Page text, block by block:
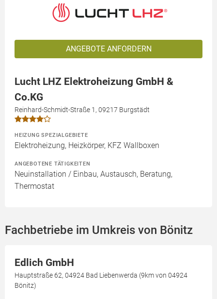
ANGEBOTE ANFORDERN
Lucht LHZ Elektroheizung GmbH &
Co.KG
Reinhard-Schmidt-Straße 1, 09217 Burgstädt
HEIZUNG SPEZIALGEBIETE
Elektroheizung, Heizkörper, KFZ Wallboxen
ANGEBOTENE TÄTIGKEITEN
Neuinstallation / Einbau, Austausch, Beratung,
Thermostat
Fachbetriebe im Umkreis von Bönitz
Edlich GmbH
Hauptstraße 62, 04924 Bad Liebenwerda (9km von 04924
Bönitz)